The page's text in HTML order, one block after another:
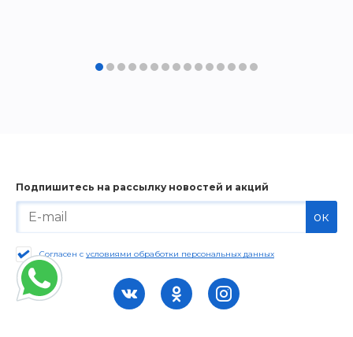
Подпишитесь на рассылку новостей и акций
ок
Согласен с условиями обработки персональных данных